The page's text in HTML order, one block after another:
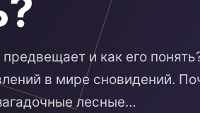
и как его
в мире сновидений.
лесные…